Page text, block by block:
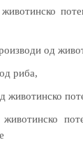
од
риба,
животинско